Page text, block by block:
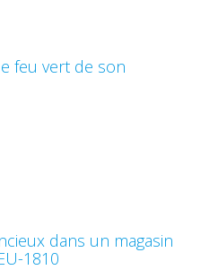
feu vert de son
dans un magasin
1810